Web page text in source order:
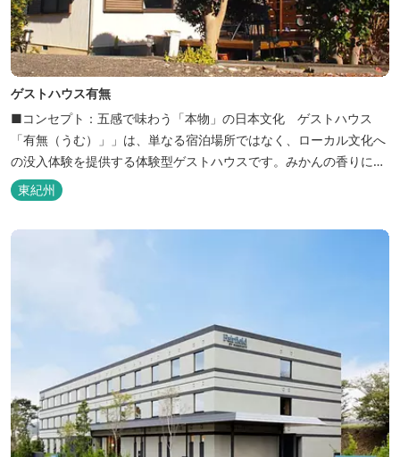
ゲストハウス有無
■コンセプト：五感で味わう「本物」の日本文化 ゲストハウス
「有無（うむ）」」は、単なる宿泊場所ではなく、ローカル文化へ
の没入体験を提供する体験型ゲストハウスです。みかんの香りに包
まれ、歴史ある世界遺産を巡り、日本の原風景に触れる。「本物」
の日本文化を巡る冒険がここから始まります。 「年中みかんのとれ
るまち」にある当館は、ご宿泊のお客様にその時期に採れた旬の
東紀州